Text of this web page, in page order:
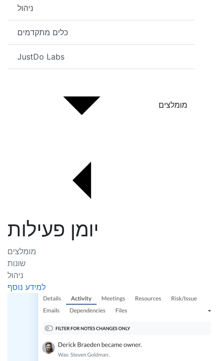
ניהול
כלים מתקדמים
JustDo Labs
מומלצים
יומן פעילות
מומלצים
שונות
ניהול
למידע נוסף